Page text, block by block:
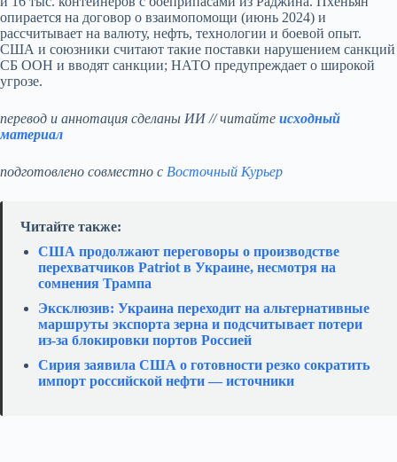
опирается на договор о взаимопомощи (июнь 2024) и
рассчитывает на валюту, нефть, технологии и боевой опыт.
США и союзники считают такие поставки нарушением санкций
СБ ООН и вводят санкции; НАТО предупреждает о широкой
угрозе.
перевод и аннотация сделаны ИИ // читайте исходный
материал
подготовлено совместно с Восточный Курьер
Читайте также:
США продолжают переговоры о производстве
перехватчиков Patriot в Украине, несмотря на
сомнения Трампа
Эксклюзив: Украина переходит на альтернативные
маршруты экспорта зерна и подсчитывает потери
из‑за блокировки портов Россией
Сирия заявила США о готовности резко сократить
импорт российской нефти — источники